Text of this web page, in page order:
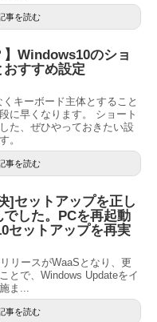
事を読む
】Windows10のショ
すすめ設定
キーボード主体とすること
に早くなります。 ショート
た、ぜひやっておきたい設
。
事を読む
]セットアップを正し
でした。PCを再起動
セットアップを再実
リースがWaaSとなり、更
とで、Windows Updateをイ
ま...
事を読む